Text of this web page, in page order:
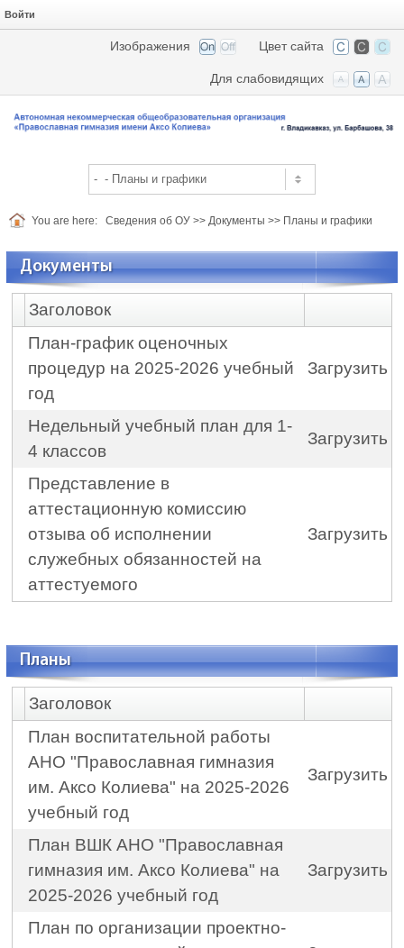
Войти
Цвет сайта
Изображения
Для слабовидящих
You are here: Сведения об ОУ >> Документы >> Планы и графики
Документы
Заголовок
План-график оценочных
процедур на 2025-2026 учебный
год
Загрузить
Недельный учебный план для 1-
4 классов
Загрузить
Представление в
аттестационную комиссию
отзыва об исполнении
служебных обязанностей на
аттестуемого
Загрузить
Планы
Заголовок
План воспитательной работы
АНО "Православная гимназия
им. Аксо Колиева" на 2025-2026
учебный год
Загрузить
План ВШК АНО "Православная
гимназия им. Аксо Колиева" на
2025-2026 учебный год
Загрузить
План по организации проектно-